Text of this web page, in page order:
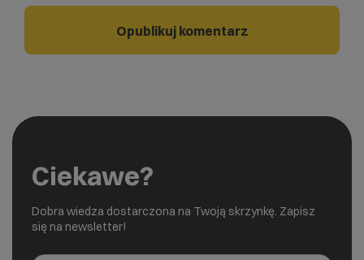
Ciekawe?
Dobra wiedza dostarczona na Twoją skrzynkę. Zapisz
się na newsletter!